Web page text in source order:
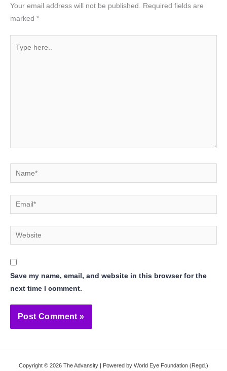
Your email address will not be published.
Required fields are
marked *
here..
Name*
Email*
Website
Save my name, email, and website in this browser for the
next time I comment.
Copyright © 2026 The Advansity | Powered by World Eye Foundation (Regd.)